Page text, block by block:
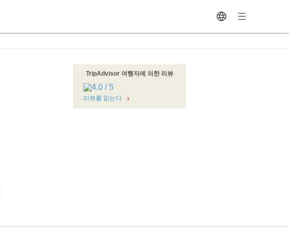
TripAdvisor 여행자에 의한 리뷰
리뷰를 읽는다